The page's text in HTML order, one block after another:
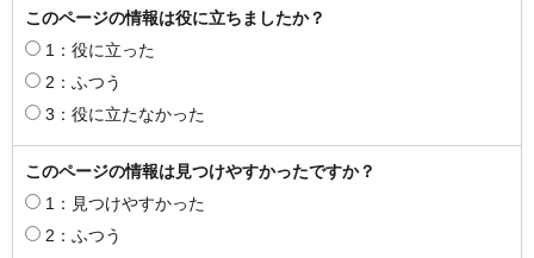
このページの情報は役に立ちましたか？
1：役に立った
2：ふつう
3：役に立たなかった
このページの情報は見つけやすかったですか？
1：見つけやすかった
2：ふつう